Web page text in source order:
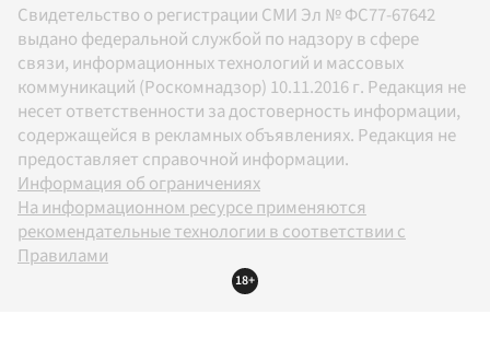
Свидетельство о регистрации СМИ Эл № ФС77-67642
выдано федеральной службой по надзору в сфере
связи, информационных технологий и массовых
коммуникаций (Роскомнадзор) 10.11.2016 г. Редакция не
несет ответственности за достоверность информации,
содержащейся в рекламных объявлениях. Редакция не
предоставляет справочной информации.
Информация об ограничениях
На информационном ресурсе применяются
рекомендательные технологии в соответствии с
Правилами
18+